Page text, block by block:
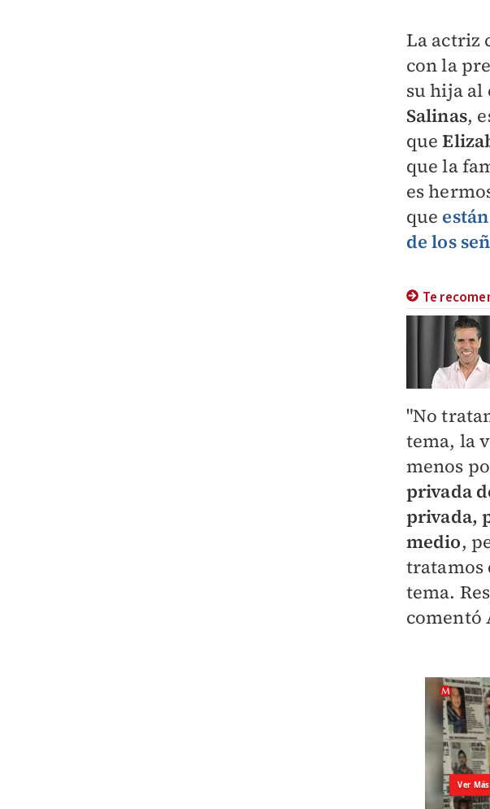
La actriz
con la
su hija al
Salinas,
que
que la
es
que
de los
Te
"No
tema, la
menos
privada
privada,
medio,
tratamos
tema.
comentó